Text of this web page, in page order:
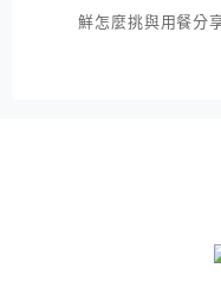
鮮怎麼挑與用餐分